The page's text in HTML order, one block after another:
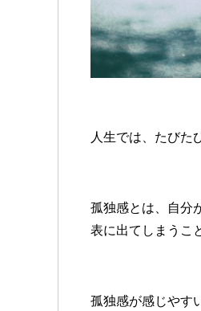
人生では、たびた
孤独感とは、自分
表に出てしまうこ
孤独感が感じやす